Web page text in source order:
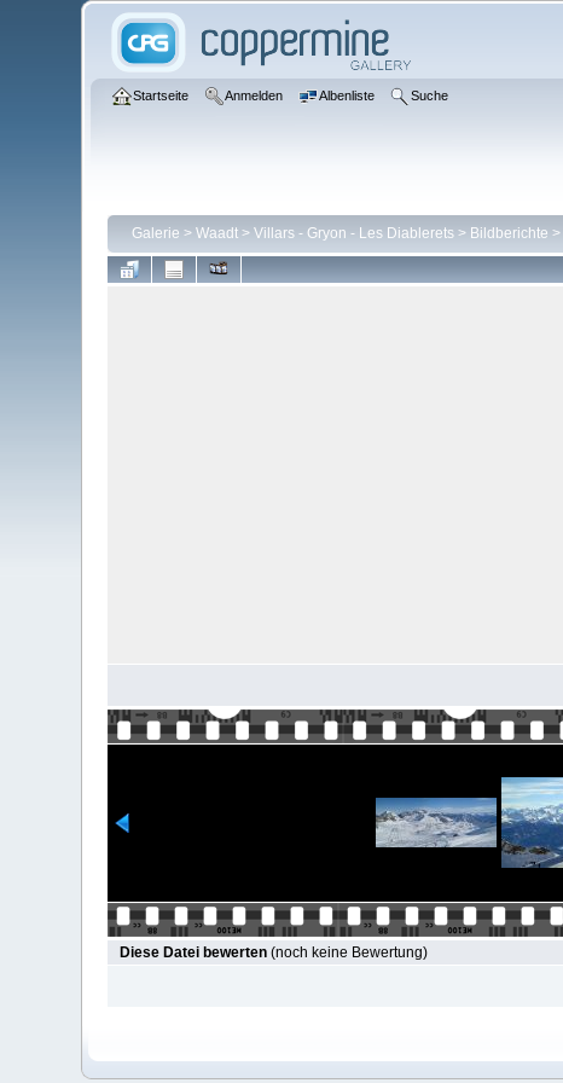
Startseite Anmelden Albenliste Suche
Galerie > Waadt> Villars - Gryon - Les Diablerets> Bildberichte >
Diese Datei bewerten(noch keine Bewertung)